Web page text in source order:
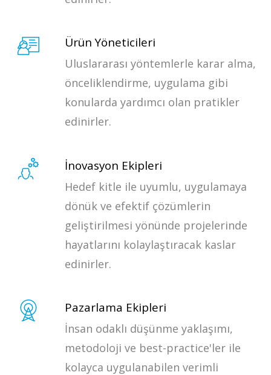
Ürün Yöneticileri
Uluslararası yöntemlerle karar alma,
önceliklendirme, uygulama gibi
konularda yardımcı olan pratikler
edinirler.
İnovasyon Ekipleri
Hedef kitle ile uyumlu, uygulamaya
dönük ve efektif çözümlerin
geliştirilmesi yönünde projelerinde
hayatlarını kolaylaştıracak kaslar
edinirler.
Pazarlama Ekipleri
İnsan odaklı düşünme yaklaşımı,
metodoloji ve best-practice'ler ile
kolayca uygulanabilen verimli